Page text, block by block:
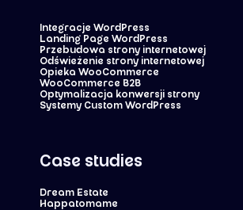
Integracje WordPress
Landing Page WordPress
Przebudowa strony internetowej
Odświeżenie strony internetowej
Opieka WooCommerce
WooCommerce B2B
Optymalizacja konwersji strony
Systemy Custom WordPress
Case studies
Dream Estate
Happatomame